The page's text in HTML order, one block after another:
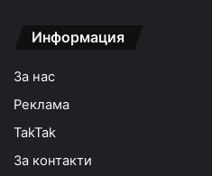
Информация
За нас
Реклама
TakTak
За контакти